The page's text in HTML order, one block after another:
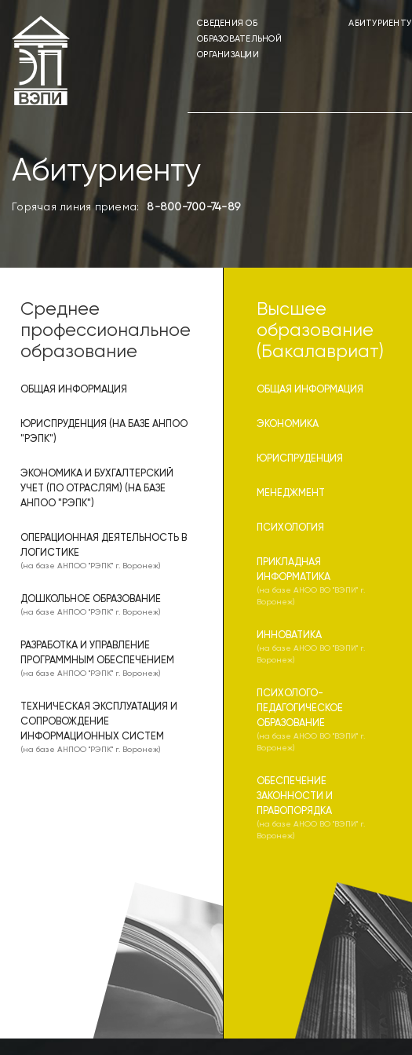
CВЕДЕНИЯ ОБ
ОБРАЗОВАТЕЛЬНОЙ
ОРГАНИЗАЦИИ
АБИТУРИЕНТУ
Абитуриенту
Горячая линия приема: 8-800-700-74-89
Среднее
профессиональное
образование
ОБЩАЯ ИНФОРМАЦИЯ
ЮРИСПРУДЕНЦИЯ (НА БАЗЕ АНПОО
"РЭПК")
ЭКОНОМИКА И БУХГАЛТЕРСКИЙ
УЧЕТ (ПО ОТРАСЛЯМ) (НА БАЗЕ
АНПОО "РЭПК")
ОПЕРАЦИОННАЯ ДЕЯТЕЛЬНОСТЬ В
ЛОГИСТИКЕ
(на базе АНПОО "РЭПК" г. Воронеж)
ДОШКОЛЬНОЕ ОБРАЗОВАНИЕ
(на базе АНПОО "РЭПК" г. Воронеж)
РАЗРАБОТКА И УПРАВЛЕНИЕ
ПРОГРАММНЫМ ОБЕСПЕЧЕНИЕМ
(на базе АНПОО "РЭПК" г. Воронеж)
ТЕХНИЧЕСКАЯ ЭКСПЛУАТАЦИЯ И
СОПРОВОЖДЕНИЕ
ИНФОРМАЦИОННЫХ СИСТЕМ
(на базе АНПОО "РЭПК" г. Воронеж)
Высшее
образование
(Бакалавриат)
ОБЩАЯ ИНФОРМАЦИЯ
ЭКОНОМИКА
ЮРИСПРУДЕНЦИЯ
МЕНЕДЖМЕНТ
ПСИХОЛОГИЯ
ПРИКЛАДНАЯ
ИНФОРМАТИКА
(на базе АНОО ВО "ВЭПИ" г.
Воронеж)
ИННОВАТИКА
(на базе АНОО ВО "ВЭПИ" г.
Воронеж)
ПСИХОЛОГО-
ПЕДАГОГИЧЕСКОЕ
ОБРАЗОВАНИЕ
(на базе АНОО ВО "ВЭПИ" г.
Воронеж)
ОБЕСПЕЧЕНИЕ
ЗАКОННОСТИ И
ПРАВОПОРЯДКА
(на базе АНОО ВО "ВЭПИ" г.
Воронеж)